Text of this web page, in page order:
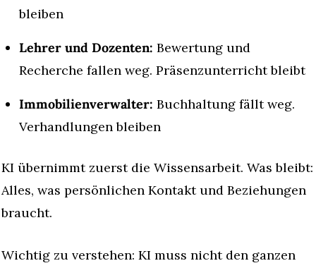
bleiben
Lehrer und Dozenten: Bewertung und
Recherche fallen weg. Präsenzunterricht bleibt
Immobilienverwalter: Buchhaltung fällt weg.
Verhandlungen bleiben
KI übernimmt zuerst die Wissensarbeit. Was bleibt:
Alles, was persönlichen Kontakt und Beziehungen
braucht.
Wichtig zu verstehen: KI muss nicht den ganzen